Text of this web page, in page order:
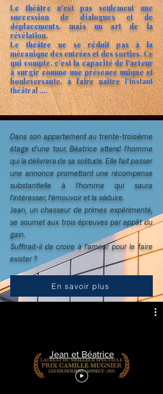
Le théâtre n'est pas seulement une
succession de dialogues et de
déplacements, mais un art de la
révélation.
Le théâtre ne se réduit pas à la
mécanique des entrées et des sorties. Ce
qui compte, c'est la capacité de l'acteur
à surgir comme une présence unique et
bouleversante, à faire naîtrel'instant
théâtral ....
Dans son appartement au trente-troisième
étage d’une tour, Béatrice attend l’homme
qui la délivrera de sa solitude. Elle fait passer
une annonce promettant une récompense
substantielle à l’homme qui saura
l’intéresser, l’émouvoir et la séduire.
Jean, un chasseur de primes expérimenté,
se soumet aux trois épreuves par appât du
gain.
Suffirait-il de croire à l’amour pour le faire
exister ?
En savoir plus
Jean et Béatrice